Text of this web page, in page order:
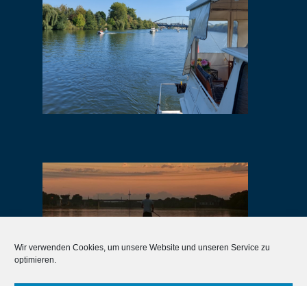
Wir verwenden Cookies, um unsere Website und unseren Service zu
optimieren.